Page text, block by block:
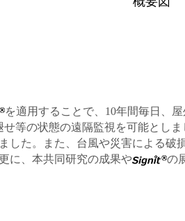
を適用することで、10年間毎日、
等の状態の遠隔監視を可能とし
した。また、台風や災害による
に、本共同研究の成果や
の